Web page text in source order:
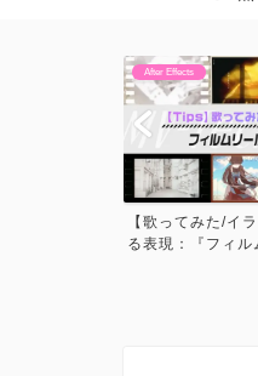
After Effects
【2025年版】映
Friday&...